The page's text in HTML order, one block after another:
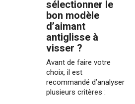
sélectionner le
bon modèle
d’aimant
antiglisse à
visser ?
Avant de faire votre
choix, il est
recommandé d’analyser
plusieurs critères :